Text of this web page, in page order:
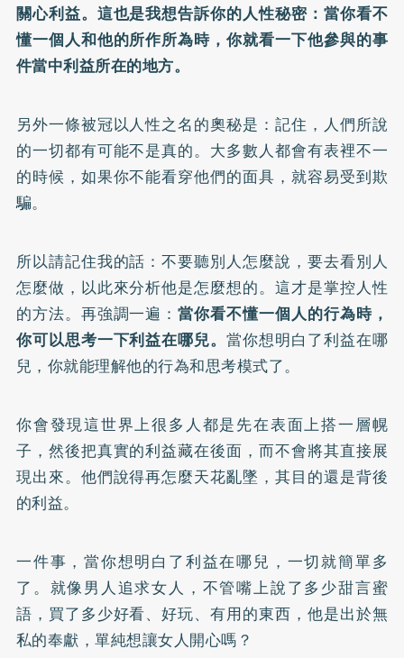
關心利益。這也是我想告訴你的人性秘密：當你看不
懂一個人和他的所作所為時，你就看一下他參與的事
件當中利益所在的地方。
另外一條被冠以人性之名的奧秘是：記住，人們所說
的一切都有可能不是真的。大多數人都會有表裡不一
的時候，如果你不能看穿他們的面具，就容易受到欺
騙。
所以請記住我的話：不要聽別人怎麼說，要去看別人
怎麼做，以此來分析他是怎麼想的。這才是掌控人性
的方法。再強調一遍：當你看不懂一個人的行為時，
你可以思考一下利益在哪兒。當你想明白了利益在哪
兒，你就能理解他的行為和思考模式了。
你會發現這世界上很多人都是先在表面上搭一層幌
子，然後把真實的利益藏在後面，而不會將其直接展
現出來。他們說得再怎麼天花亂墜，其目的還是背後
的利益。
一件事，當你想明白了利益在哪兒，一切就簡單多
了。就像男人追求女人，不管嘴上說了多少甜言蜜
語，買了多少好看、好玩、有用的東西，他是出於無
私的奉獻，單純想讓女人開心嗎？